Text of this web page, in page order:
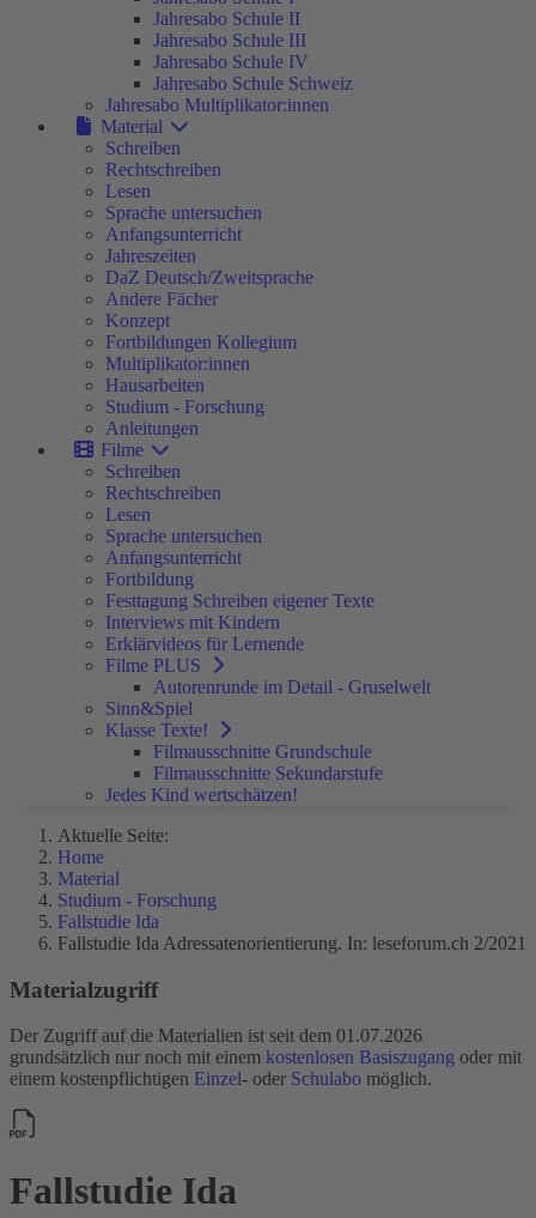
Jahresabo Schule II
Jahresabo Schule III
Jahresabo Schule IV
Jahresabo Schule Schweiz
Jahresabo Multiplikator:innen
Material
Schreiben
Rechtschreiben
Lesen
Sprache untersuchen
Anfangsunterricht
Jahreszeiten
DaZ Deutsch/Zweitsprache
Andere Fächer
Konzept
Fortbildungen Kollegium
Multiplikator:innen
Hausarbeiten
Studium - Forschung
Anleitungen
Filme
Schreiben
Rechtschreiben
Lesen
Sprache untersuchen
Anfangsunterricht
Fortbildung
Festtagung Schreiben eigener Texte
Interviews mit Kindern
Erklärvideos für Lernende
Filme PLUS
Autorenrunde im Detail - Gruselwelt
Sinn&Spiel
Klasse Texte!
Filmausschnitte Grundschule
Filmausschnitte Sekundarstufe
Jedes Kind wertschätzen!
Aktuelle Seite:
Home
Material
Studium - Forschung
Fallstudie Ida
Fallstudie Ida Adressatenorientierung. In: leseforum.ch 2/2021
Materialzugriff
Der Zugriff auf die Materialien ist seit dem 01.07.2026
grundsätzlich nur noch mit einem kostenlosen Basiszugang oder mit
einem kostenpflichtigen Einzel- oder Schulabo möglich.
Fallstudie Ida